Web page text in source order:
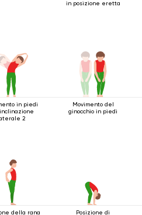
in posizione eretta
in piedi
2
Movimento del
ginocchio in piedi
della rana Posizione di